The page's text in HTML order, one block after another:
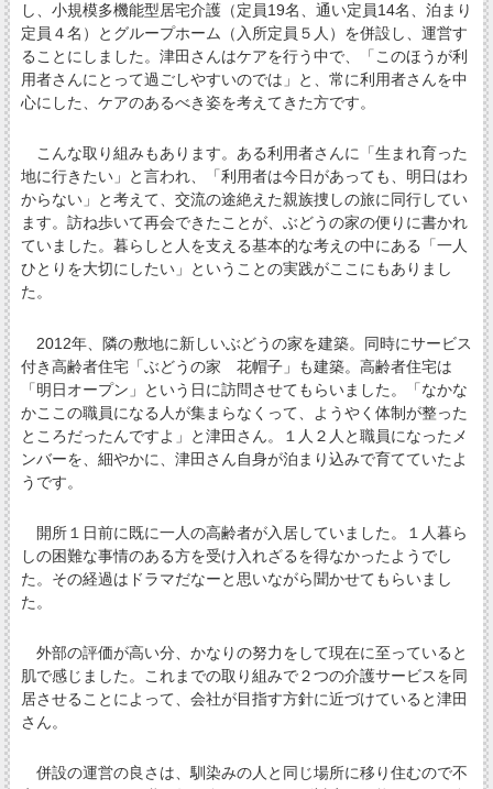
し、小規模多機能型居宅介護（定員19名、通い定員14名、泊まり
定員４名）とグループホーム（入所定員５人）を併設し、運営す
ることにしました。津田さんはケアを行う中で、「このほうが利
用者さんにとって過ごしやすいのでは」と、常に利用者さんを中
心にした、ケアのあるべき姿を考えてきた方です。
こんな取り組みもあります。ある利用者さんに「生まれ育った
地に行きたい」と言われ、「利用者は今日があっても、明日はわ
からない」と考えて、交流の途絶えた親族捜しの旅に同行してい
ます。訪ね歩いて再会できたことが、ぶどうの家の便りに書かれ
ていました。暮らしと人を支える基本的な考えの中にある「一人
ひとりを大切にしたい」ということの実践がここにもありまし
た。
2012年、隣の敷地に新しいぶどうの家を建築。同時にサービス
付き高齢者住宅「ぶどうの家 花帽子」も建築。高齢者住宅は
「明日オープン」という日に訪問させてもらいました。「なかな
かここの職員になる人が集まらなくって、ようやく体制が整った
ところだったんですよ」と津田さん。１人２人と職員になったメ
ンバーを、細やかに、津田さん自身が泊まり込みで育てていたよ
うです。
開所１日前に既に一人の高齢者が入居していました。１人暮ら
しの困難な事情のある方を受け入れざるを得なかったようでし
た。その経過はドラマだなーと思いながら聞かせてもらいまし
た。
外部の評価が高い分、かなりの努力をして現在に至っていると
肌で感じました。これまでの取り組みで２つの介護サービスを同
居させることによって、会社が目指す方針に近づけていると津田
さん。
併設の運営の良さは、馴染みの人と同じ場所に移り住むので不